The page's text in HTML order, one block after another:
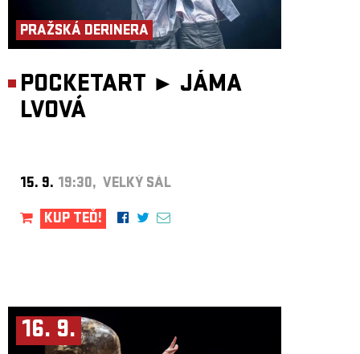
PRAŽSKÁ DERINERA
POCKETART ► JÁMA
LVOVÁ
15. 9. 19:30, VELKÝ SÁL
KUP TEĎ!
16. 9.